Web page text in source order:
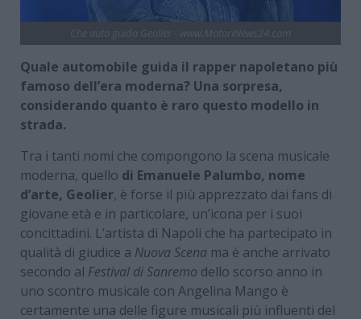
Quale automobile guida il rapper napoletano più
famoso dell’era moderna? Una sorpresa,
considerando quanto è raro questo modello in
strada.
Tra i tanti nomi che compongono la scena musicale
moderna, quello di Emanuele Palumbo, nome
d’arte, Geolier, è forse il più apprezzato dai fans di
giovane età e in particolare, un’icona per i suoi
concittadini. L’artista di Napoli che ha partecipato in
qualità di giudice a Nuova Scena ma è anche arrivato
secondo al Festival di Sanremo dello scorso anno in
uno scontro musicale con Angelina Mango è
certamente una delle figure musicali più influenti del